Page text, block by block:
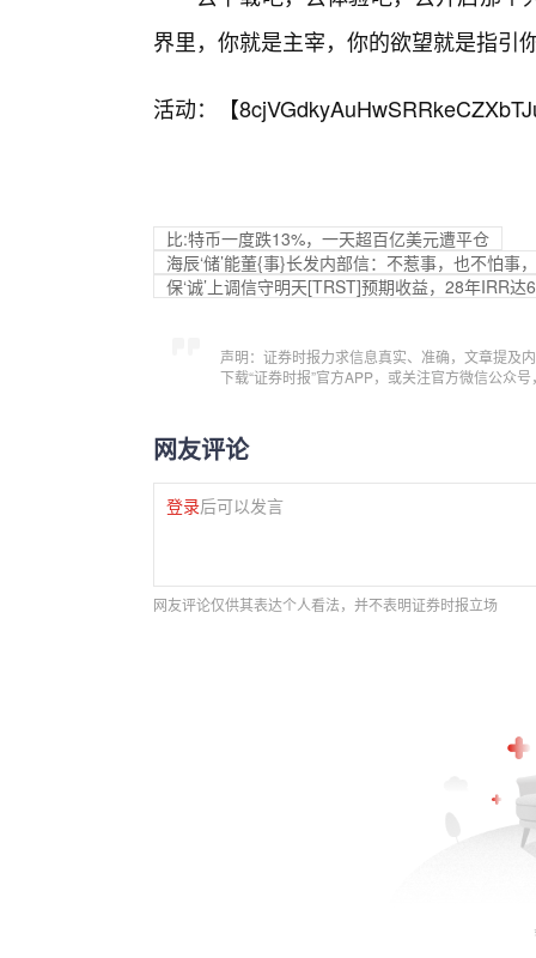
界里，你就是主宰，你的欲望就是指引
活动：【
比:特币一度跌13%，一天超百亿美元遭平仓
海辰‘储’能董{事}长发内部信：不惹事，也不怕事
保‘诚’上调信守明天[TRST]预期收益，28年IRR
声明：证券时报力求信息真实、准确，文章提及
下载“证券时报”官方APP，或关注官方微信公众
网友评论
登录后可以发言
网友评论仅供其表达个人看法，并不表明证券时报立场